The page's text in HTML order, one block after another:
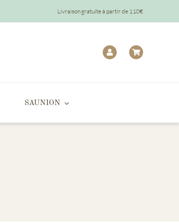
Livraison gratuite à partir de 110€
SAUNION